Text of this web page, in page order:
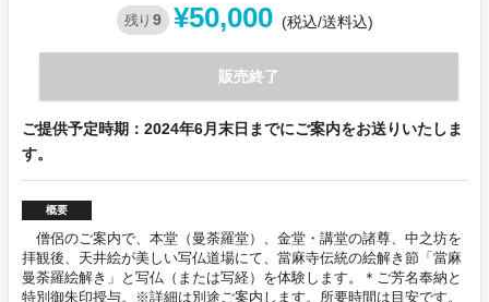
残り 9 ¥50,000 (税込/送料込)
販売終了
ご提供予定時期：2024年6月末日までにご案内をお送りいたしま
す。
概要
僧侶のご案内で、本堂（曼荼羅堂）、金堂・講堂の諸尊、中之坊を
拝観後、天井絵が美しい写仏道場にて、當麻寺伝統の絵解き節「當麻
曼荼羅絵解き」と写仏（または写経）を体験します。＊ご芳名奉納と
特別御朱印授与。※詳細は別途ご案内します。所要時間は目安です。